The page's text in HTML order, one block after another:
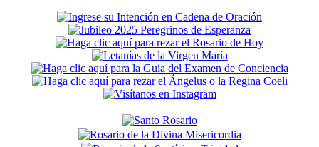
Secondary
Sidebar